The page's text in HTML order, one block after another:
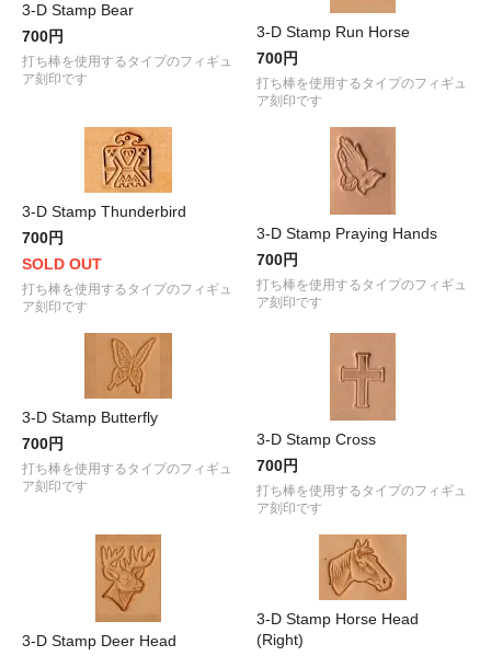
3-D Stamp Bear
700円
打ち棒を使用するタイプのフィギュ
ア刻印です
3-D Stamp Run Horse
700円
打ち棒を使用するタイプのフィギュ
ア刻印です
3-D Stamp Thunderbird
700円
SOLD OUT
打ち棒を使用するタイプのフィギュ
ア刻印です
3-D Stamp Praying Hands
700円
打ち棒を使用するタイプのフィギュ
ア刻印です
3-D Stamp Butterfly
700円
打ち棒を使用するタイプのフィギュ
ア刻印です
3-D Stamp Cross
700円
打ち棒を使用するタイプのフィギュ
ア刻印です
3-D Stamp Deer Head
3-D Stamp Horse Head
(Right)